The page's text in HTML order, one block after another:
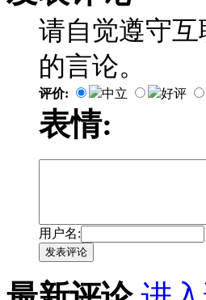
请自觉遵守
的言论。
评价: 中立 好评
表情:
用户名:
发表评论